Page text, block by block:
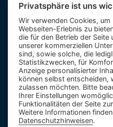
Gutscheine
Kontakt-Formular
Anfahrt
Mietbus
Reisebewertung
Reiseinformationen A – Z
Privatsphäre ist uns
Wir verwenden Cookies, um
Webseiten-Erlebnis zu
die für den Betrieb der Seite
unserer kommerziellen
sind, sowie solche, die
Statistikzwecken, für
Anzeige personalisierter
können selbst entscheiden,
zulassen möchten. Bitte
Ihrer Einstellungen
Funktionalitäten der Seite
Weitere Informationen
Datenschutzhinweisen.